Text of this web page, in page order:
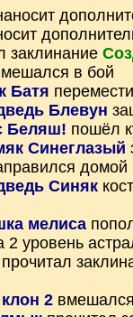
заклинание
в бой
Батя
Блевун
Беляш! пошёл
Синеглазый
домой
Синяк
мелиса
2 уровень
прочитал
2